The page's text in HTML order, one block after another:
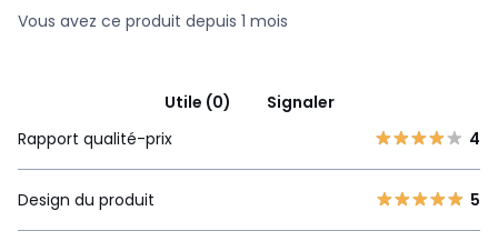
Vous avez ce produit depuis 1 mois
Utile (0)
Signaler
Rapport qualité-prix
4
Design du produit 5